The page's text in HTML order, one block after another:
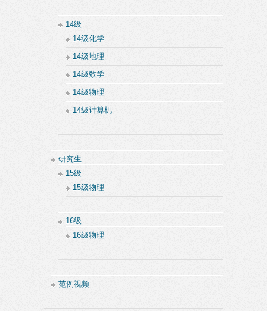
14级
14级化学
14级地理
14级数学
14级物理
14级计算机
研究生
15级
15级物理
16级
16级物理
范例视频